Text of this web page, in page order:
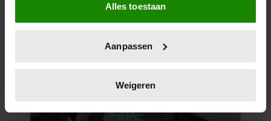
Informatie verzamelen over uw geografische
locatie, die tot een paar meter nauwkeurig kan zijn
scannen op specifieke eigenschappen (fingerprinting)
verwerkt en stel uw voorkeuren in het
intrekken in de Cookieverklaring.
Alles toestaan
Aanpassen
Weigeren